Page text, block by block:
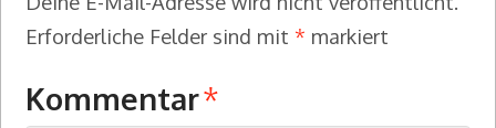
Erforderliche Felder sind mit * markiert
Kommentar*